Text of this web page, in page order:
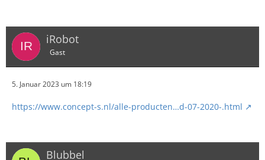
iRobot
Gast
5. Januar 2023 um 18:19
https://www.concept-s.nl/alle-producten…d-07-2020-.html
Blubbel